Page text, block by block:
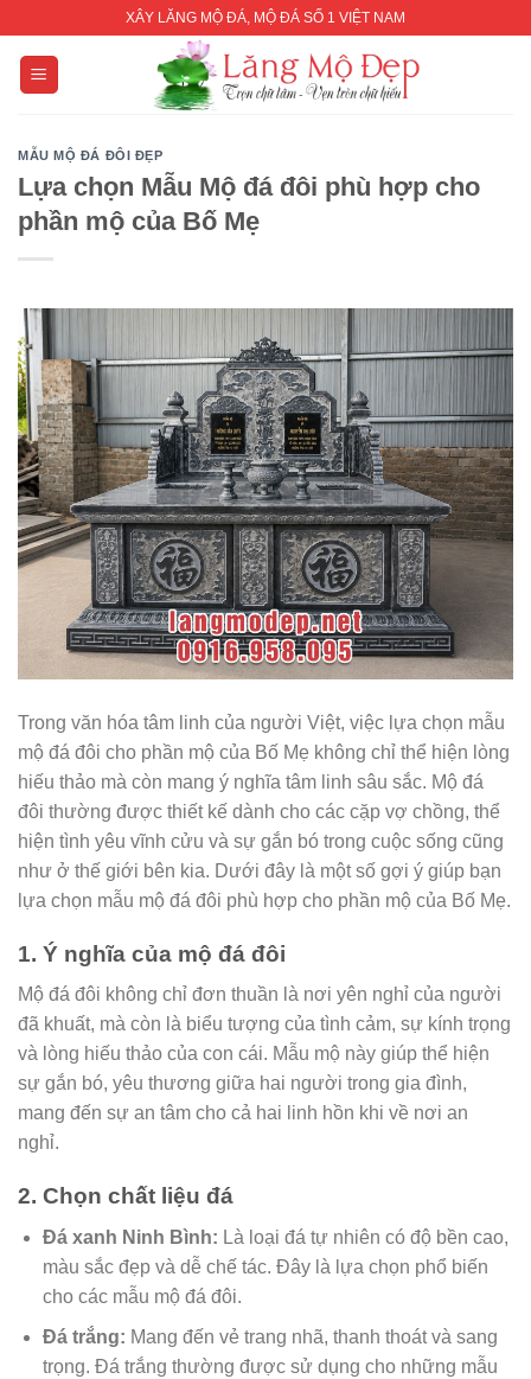
content
XÂY LĂNG MỘ ĐÁ, MỘ ĐÁ SỐ 1 VIỆT NAM
MẪU MỘ ĐÁ ĐÔI ĐẸP
Lựa chọn Mẫu Mộ đá đôi phù hợp cho
phần mộ của Bố Mẹ
Trong văn hóa tâm linh của người Việt, việc lựa chọn mẫu
mộ đá đôi cho phần mộ của Bố Mẹ không chỉ thể hiện lòng
hiếu thảo mà còn mang ý nghĩa tâm linh sâu sắc. Mộ đá
đôi thường được thiết kế dành cho các cặp vợ chồng, thể
hiện tình yêu vĩnh cửu và sự gắn bó trong cuộc sống cũng
như ở thế giới bên kia. Dưới đây là một số gợi ý giúp bạn
lựa chọn mẫu mộ đá đôi phù hợp cho phần mộ của Bố Mẹ.
1. Ý nghĩa của mộ đá đôi
Mộ đá đôi không chỉ đơn thuần là nơi yên nghỉ của người
đã khuất, mà còn là biểu tượng của tình cảm, sự kính trọng
và lòng hiếu thảo của con cái. Mẫu mộ này giúp thể hiện
sự gắn bó, yêu thương giữa hai người trong gia đình,
mang đến sự an tâm cho cả hai linh hồn khi về nơi an
nghỉ.
2. Chọn chất liệu đá
Đá xanh Ninh Bình: Là loại đá tự nhiên có độ bền cao,
màu sắc đẹp và dễ chế tác. Đây là lựa chọn phổ biến
cho các mẫu mộ đá đôi.
Đá trắng: Mang đến vẻ trang nhã, thanh thoát và sang
trọng. Đá trắng thường được sử dụng cho những mẫu